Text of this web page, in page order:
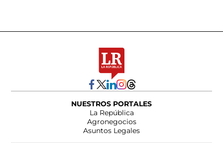
NUESTROS PORTALES
La República
Agronegocios
Asuntos Legales